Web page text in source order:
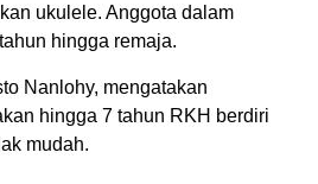
ukulele. Anggota dalam
hingga remaja.
Nanlohy, mengatakan
hingga 7 tahun RKH berdiri
mudah.